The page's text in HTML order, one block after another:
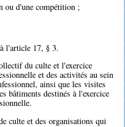
ou d'une compétition ;
l'article 17, § 3.
du culte et l'exercice
et des activités au sein
ainsi que les visites
bâtiments destinés à l'exercice
culte et des organisations qui